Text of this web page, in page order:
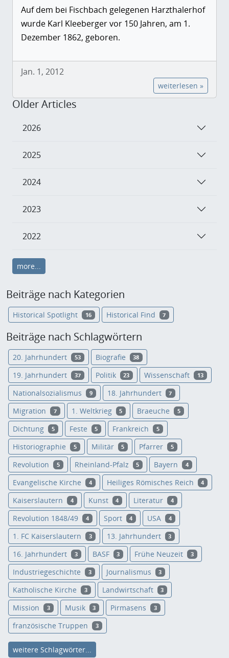
Auf dem bei Fischbach gelegenen Harzthalerhof
wurde Karl Kleeberger vor 150 Jahren, am 1.
Dezember 1862, geboren.
Jan. 1, 2012
weiterlesen »
Older Articles
2026
2025
2024
2023
2022
more...
Beiträge nach Kategorien
Historical Spotlight 16 Historical Find 7
Beiträge nach Schlagwörtern
20. Jahrhundert 53 Biografie 38
19. Jahrhundert 37 Politik 23 Wissenschaft 13
Nationalsozialismus 9 18. Jahrhundert 7
Migration 7 1. Weltkrieg 5 Braeuche 5
Dichtung 5 Feste 5 Frankreich 5
Historiographie 5 Militär 5 Pfarrer 5
Revolution 5 Rheinland-Pfalz 5 Bayern 4
Evangelische Kirche 4 Heiliges Römisches Reich 4
Kaiserslautern 4 Kunst 4 Literatur 4
Revolution 1848/49 4 Sport 4 USA 4
1. FC Kaiserslautern 3 13. Jahrhundert 3
16. Jahrhundert 3 BASF 3 Frühe Neuzeit 3
Industriegeschichte 3 Journalismus 3
Katholische Kirche 3 Landwirtschaft 3
Mission 3 Musik 3 Pirmasens 3
französische Truppen 3
weitere Schlagwörter...